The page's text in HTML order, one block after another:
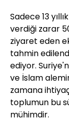
Sadece 13
verdiği zarar
ziyaret eden
tahmin
ediyor.
ve İslam
zamana
toplumun bu
mühimdir.